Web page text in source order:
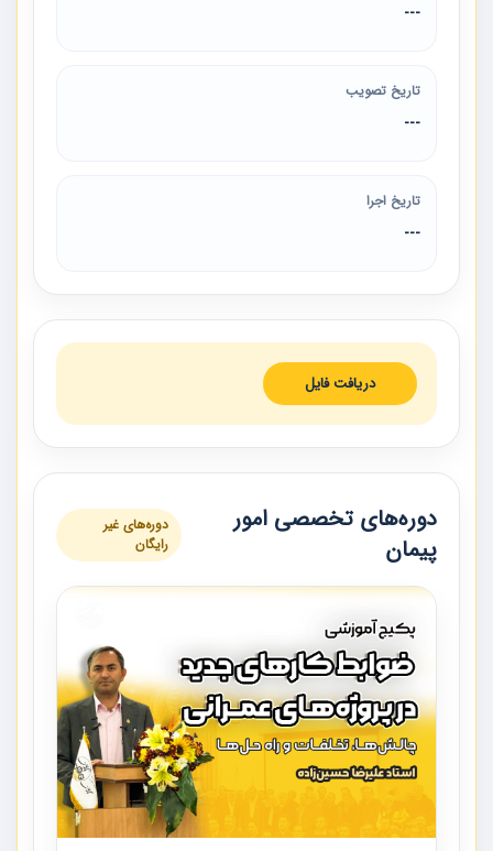
---
تاریخ تصویب
---
تاریخ اجرا
---
دریافت فایل
دوره‌های تخصصی امور
پیمان
دوره‌های غیر
رایگان